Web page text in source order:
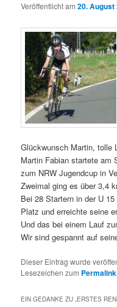
Veröffentlicht am20. August
Glückwunsch Martin, tolle
Martin Fabian startete am
zum NRW Jugendcup in
Zweimal ging es über 3,4
Bei 28 Startern in der U
Platz und erreichte seine
Und das bei einem Lauf
Wir sind gespannt auf
Dieser Eintrag wurde
Lesezeichen zum Permalink
EIN GEDANKE ZU „ERSTES